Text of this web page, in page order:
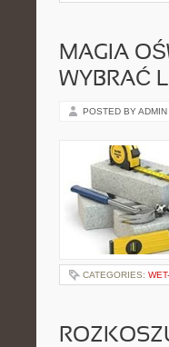
MAGIA
WYBRAĆ
POSTED BY ADMIN
CATEGORIES: